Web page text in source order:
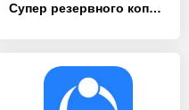
Супер резервного копирования